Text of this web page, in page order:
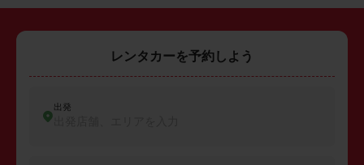
レンタカーを予約しよう
出発